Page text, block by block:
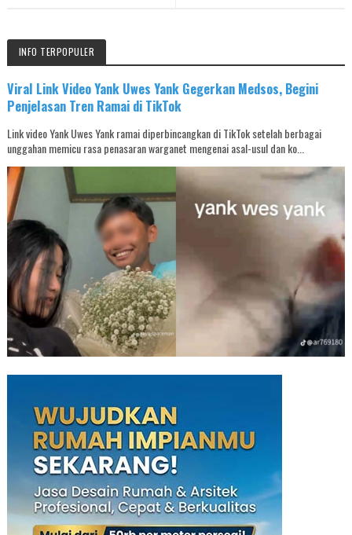
INFO TERPOPULER
Viral Link Video Yank Uwes Yank Gegerkan Medsos, Begini
Penjelasan Tren Ramai di TikTok
Link video Yank Uwes Yank ramai diperbincangkan di TikTok setelah berbagai
unggahan memicu rasa penasaran warganet mengenai asal-usul dan ko...